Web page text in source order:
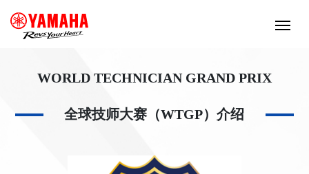
WORLD TECHNICIAN GRAND PRIX
全球技师大赛（WTGP）介绍